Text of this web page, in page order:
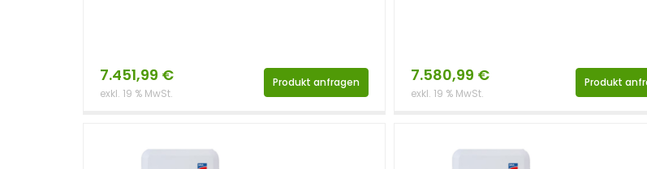
7.451,99 €
exkl. 19 % MwSt.
Produkt anfragen 7.580,99 €
exkl. 19 % MwSt.
Produkt